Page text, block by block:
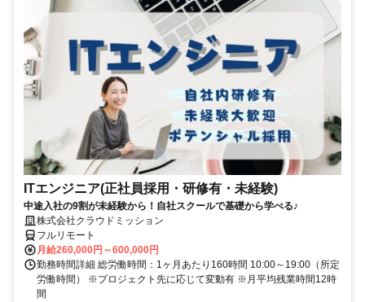
ITエンジニア(正社員採用・研修有・未経験)
中途入社の9割が未経験から！自社スクールで基礎から学べる♪
株式会社クラウドミッション
フルリモート
月給260,000円～600,000円
勤務時間詳細 総労働時間：1ヶ月あたり160時間 10:00～19:00（所定
労働時間） ※プロジェクト先に応じて変動有 ※月平均残業時間12時
間